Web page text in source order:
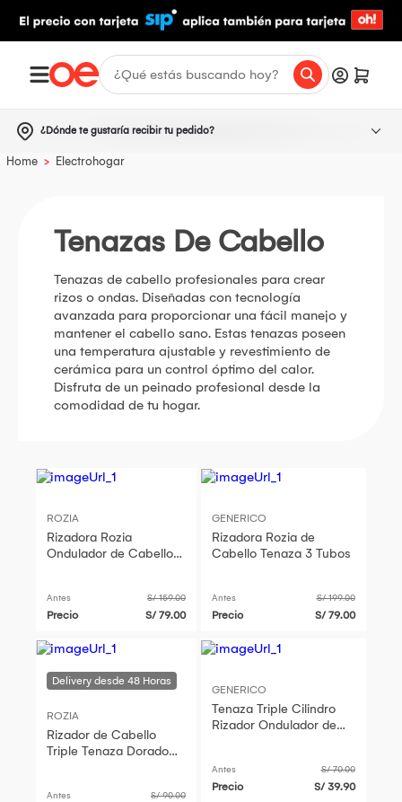
¿Dónde te gustaría recibir tu pedido?
Home > Electrohogar
Tenazas De Cabello
Tenazas de cabello profesionales para crear
rizos o ondas. Diseñadas con tecnología
avanzada para proporcionar una fácil manejo y
mantener el cabello sano. Estas tenazas poseen
una temperatura ajustable y revestimiento de
cerámica para un control óptimo del calor.
Disfruta de un peinado profesional desde la
comodidad de tu hogar.
ROZIA
Rizadora Rozia
Ondulador de Cabello
Antes S/ 159.00
Precio S/ 79.00
GENERICO
Rizadora Rozia de
Cabello Tenaza 3 Tubos
Antes S/ 199.00
Precio S/ 79.00
ROZIA
Rizador de Cabello
Triple Tenaza Dorado
Antes S/ 90.00
GENERICO
Tenaza Triple Cilindro
Rizador Ondulador de
Antes S/ 70.00
Precio S/ 39.90